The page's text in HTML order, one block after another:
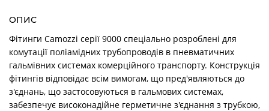
ОПИС
Фітинги Camozzi серії 9000 спеціально розроблені для
комутації поліамідних трубопроводів в пневматичних
гальмівних системах комерційного транспорту. Конструкція
фітингів відповідає всім вимогам, що пред'являються до
з'єднань, що застосовуються в гальмових системах,
забезпечує високонадійне герметичне з'єднання з трубкою,